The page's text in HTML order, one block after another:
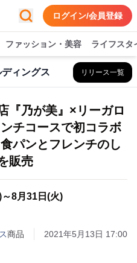
ログイン/会員登録
ファッション・美容 ライフスタ
ィングス リリース一覧
『乃が美』×リーガロ
チコースで初コラボ
パンとフレンチのし
販売
8月31日(火)
商品 2021年5月13日 17:00